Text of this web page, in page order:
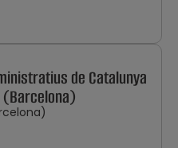
de Catalunya
(Barcelona)